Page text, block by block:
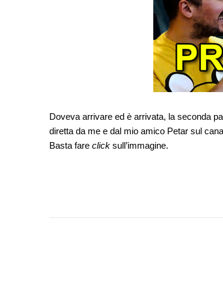
Doveva arrivare ed è arrivata, la seconda
diretta da me e dal mio amico Petar sul
Basta fare click sull’immagine.